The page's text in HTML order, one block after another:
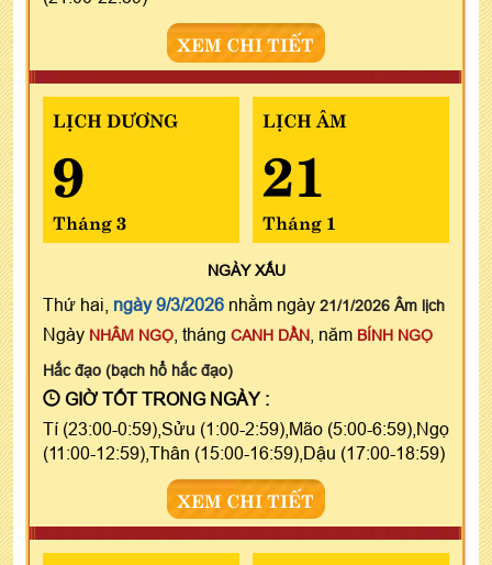
XEM CHI TIẾT
LỊCH DƯƠNG
9
Tháng 3
LỊCH ÂM
21
Tháng 1
NGÀYXẤU
Thứ hai, ngày 9/3/2026 nhằm ngày 21/1/2026 Âm lịch
Ngày NHÂM NGỌ , tháng CANH DẦN , năm BÍNH NGỌ
Hắc đạo (bạch hổ hắc đạo)
GIỜ TỐT TRONG NGÀY :
Tí (23:00-0:59),Sửu (1:00-2:59),Mão (5:00-6:59),Ngọ
(11:00-12:59),Thân (15:00-16:59),Dậu (17:00-18:59)
XEM CHI TIẾT